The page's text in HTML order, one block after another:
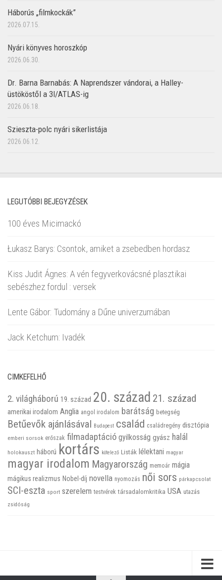
Háborús „filmkockák”
2026.07.15.
Nyári könyves horoszkóp
2026.06.30.
Dr. Barna Barnabás: A Naprendszer vándorai, a Halley-
üstököstől a 3I/ATLAS-ig
2026.06.18.
Szieszta-polc nyári sikerlistája
2026.06.12.
LEGUTÓBBI BEJEGYZÉSEK
100 éves Micimackó
Łukasz Barys: Csontok, amiket a zsebedben hordasz
Kiss Judit Ágnes: A vén fegyverkovácsné plasztikai
sebészhez fordul : versek
Lente Gábor: Tudomány a Dűne univerzumában
Jack Ketchum: Ivadék
CIMKEFELHŐ
2. világháború 19. század 20. század 21. század
amerikai irodalom Anglia angol irodalom barátság betegség
Betűevők ajánlásával Budapest család családregény disztópia
emberi sorsok erőszak filmadaptáció gyilkosság gyász halál
holokauszt háború kortárs kötelező Listák lélektani magyar
magyar irodalom Magyarország memoár mágia
mágikus realizmus Nobel-díj novella nyomozás női sors párkapcsolat
SCI-eszta sport szerelem testvérek társadalomkritika USA utazás
zsidóság